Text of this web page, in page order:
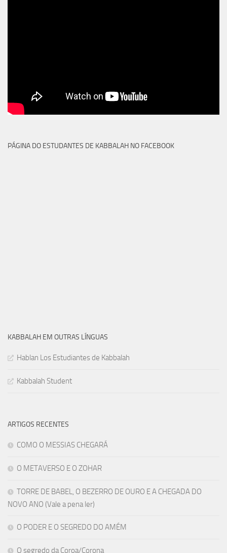
PÁGINA DO ESTUDANTES DE KABBALAH NO FACEBOOK
KABBALAH EM OUTRAS LÍNGUAS
Hablan Los Estudiantes de Kabbalah
Kabbalah Student
ARTIGOS RECENTES
COMO O MESSIAS CHEGARÁ
O METAVERSO E O ZOHAR
TORRE DE BABEL, O BEZERRO DE OURO E A CHEGADA DO
NOVO ANO (Vale a pena ler)
O PODER E O SEGREDO DO AMÉM
O segredo da Coroa/Corona